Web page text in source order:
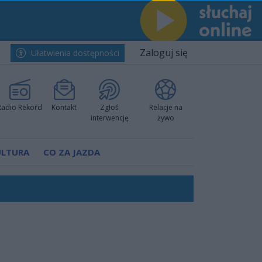
Ułatwienia dostępności Zaloguj się
Rekord Kontakt
Zgłoś
interwencję
Relacje na
żywo
CO ZA JAZDA